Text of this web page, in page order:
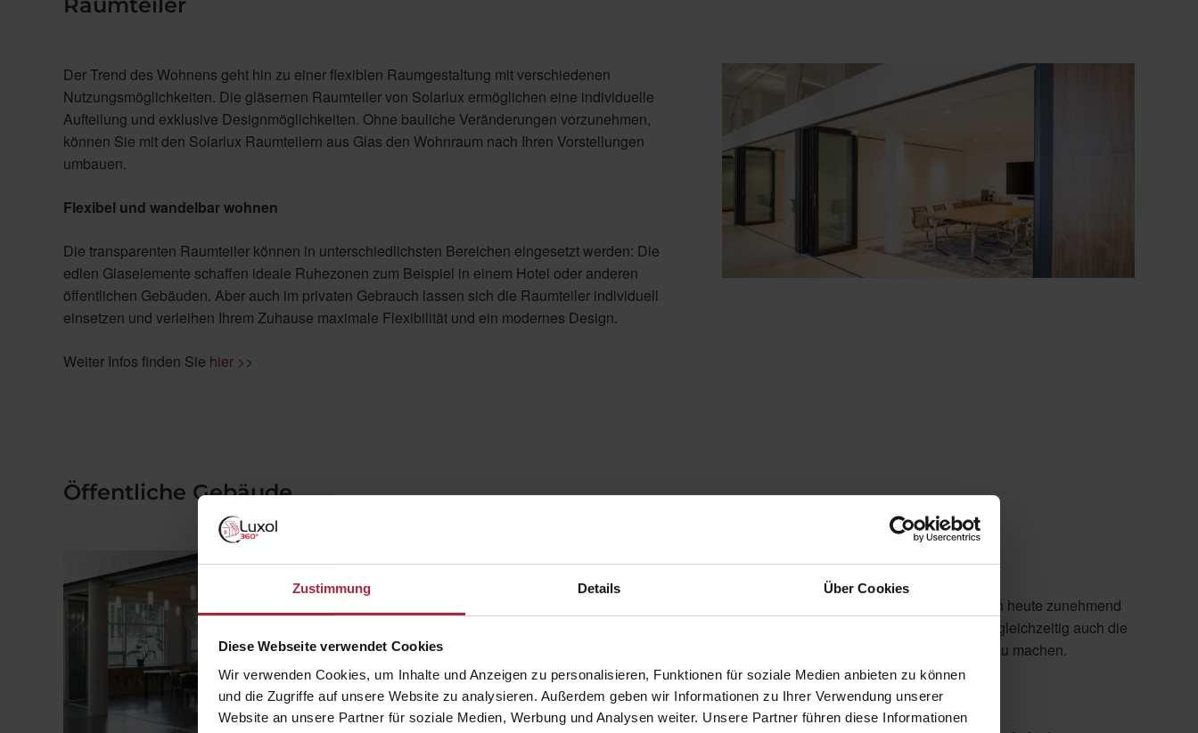
Zustimmung Details Über Cookies
Diese Webseite verwendet Cookies
Wir verwenden Cookies, um Inhalte und Anzeigen zu personalisieren, Funktionen für soziale Medien anbieten zu können
und die Zugriffe auf unsere Website zu analysieren. Außerdem geben wir Informationen zu Ihrer Verwendung unserer
Website an unsere Partner für soziale Medien, Werbung und Analysen weiter. Unsere Partner führen diese Informationen
Der Trend des Wohnens geht hin zu einer flexiblen Raumgestaltung mit verschiedenen
Nutzungsmöglichkeiten. Die gläsernen Raumteiler von Solarlux ermöglichen eine individuelle
Aufteilung und exklusive Designmöglichkeiten. Ohne bauliche Veränderungen vorzunehmen,
können Sie mit den Solarlux Raumteilern aus Glas den Wohnraum nach Ihren Vorstellungen
umbauen.
Flexibel und wandelbar wohnen
Die transparenten Raumteiler können in unterschiedlichsten Bereichen eingesetzt werden: Die
edlen Glaselemente schaffen ideale Ruhezonen zum Beispiel in einem Hotel oder anderen
öffentlichen Gebäuden. Aber auch im privaten Gebrauch lassen sich die Raumteiler individuell
einsetzen und verleihen Ihrem Zuhause maximale Flexibilität und ein modernes Design.
Weiter Infos finden Sie hier >>
Öffentliche Gebäude
Anpassungsfähigkeit für unterschiedliche Aktivitäten
In öffentlichen Bauten wie Schulen, Universitäten und Krankenhäusern müssen heute zunehmend
neue Konzepte umsetzbar sein. Doch wachsende Anforderungen lassen nicht gleichzeitig auch die
Gebäude mitwachsen. Es gilt, das vorhandene Raumangebot flexibel nutzbar zu machen.
Flexible Verglasungsmöglichkeiten